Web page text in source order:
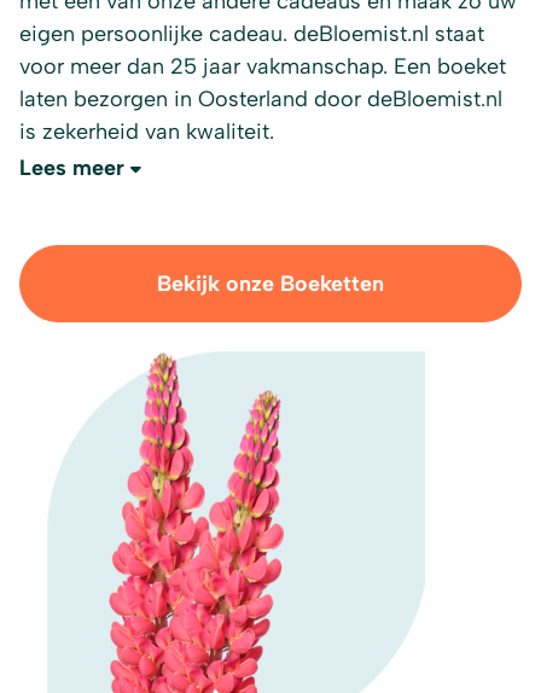
eigen persoonlijke cadeau. deBloemist.nl staat
voor meer dan 25 jaar vakmanschap. Een boeket
laten bezorgen in Oosterland door deBloemist.nl
is zekerheid van kwaliteit.
Lees meer
Bekijk onze Boeketten